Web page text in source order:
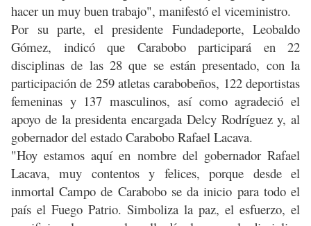
hacer un muy buen trabajo", manifestó el viceministro.
Por su parte, el presidente Fundadeporte, Leobaldo
Gómez, indicó que Carabobo participará en 22
disciplinas de las 28 que se están presentado, con la
participación de 259 atletas carabobeños, 122 deportistas
femeninas y 137 masculinos, así como agradeció el
apoyo de la presidenta encargada Delcy Rodríguez y, al
gobernador del estado Carabobo Rafael Lacava.
"Hoy estamos aquí en nombre del gobernador Rafael
Lacava, muy contentos y felices, porque desde el
inmortal Campo de Carabobo se da inicio para todo el
país el Fuego Patrio. Simboliza la paz, el esfuerzo, el